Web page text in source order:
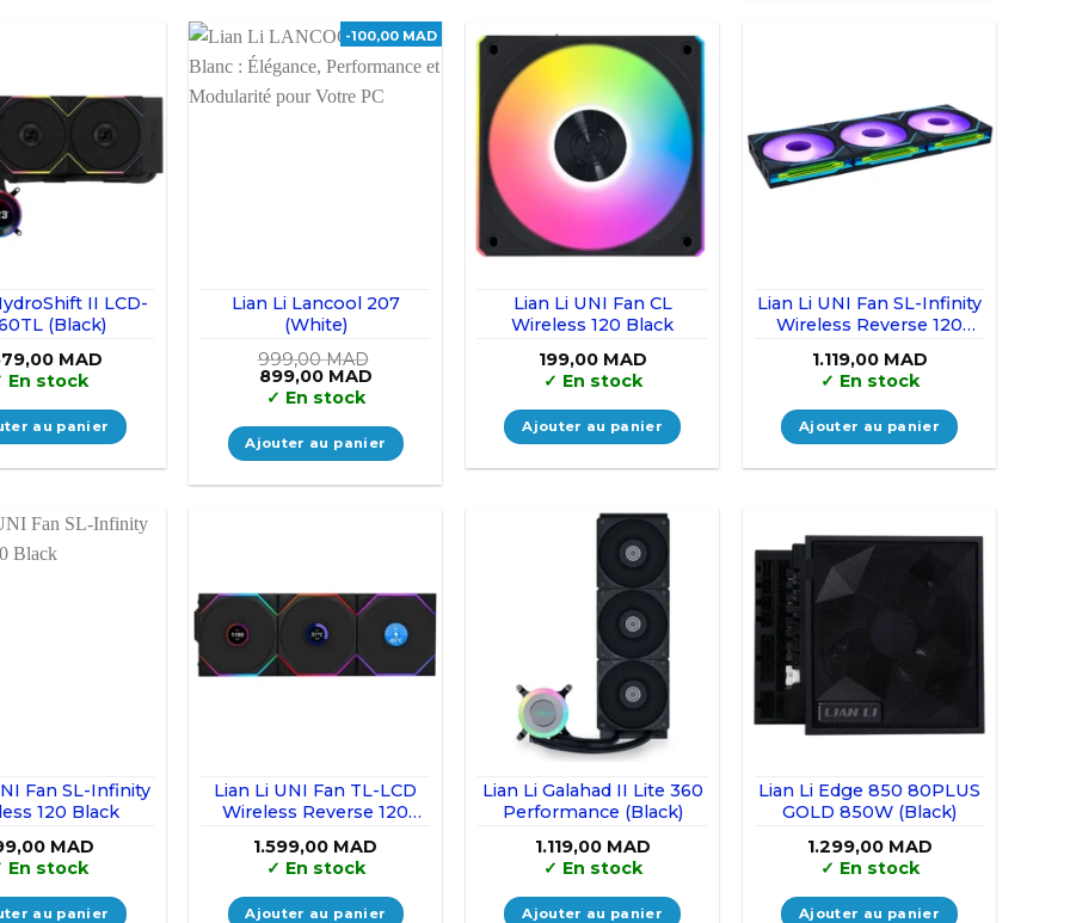
II LCD-
(Black)
MAD
En stock
au panier
-100,00 MAD
Lian Li Lancool 207
(White)
999,00MAD
Le
prix
initial
était :
999,00 MAD.
899,00 MADLe
est :
899,00 MAD.
✓ En stock
Ajouter au panier
Lian Li UNI Fan CL
Wireless 120 Black
199,00 MAD
✓ En stock
Ajouter au panier
Lian Li UNI Fan SL-Infinity
Wireless Reverse 120
1.119,00 MAD
✓ En stock
Ajouter au panier
Fan SL-Infinity
120 Black
MAD
En stock
au panier
Lian Li UNI Fan TL-LCD
Wireless Reverse 120
1.599,00 MAD
✓ En stock
Ajouter au panier
Lian Li Galahad II Lite 360
Performance (Black)
1.119,00 MAD
✓ En stock
Ajouter au panier
Lian Li Edge 850 80PLUS
GOLD 850W (Black)
1.299,00 MAD
✓ En stock
Ajouter au panier